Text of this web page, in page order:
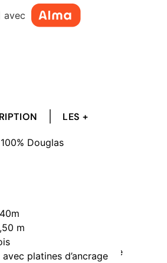
avec
LES +
Douglas
m
platines d’ancrage